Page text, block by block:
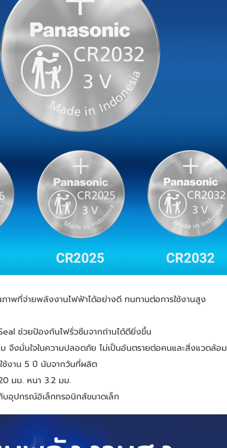
พที่จ่ายพลังงานไฟฟ้าได้อย่างดี ทนทานต่อการใช้งานสูง
ช่วยป้องกันไฟรั่วซึมจากถ่านได้ดียิ่งขึ้น
จึงมั่นใจในความปลอดภัย ไม่เป็นอันตรายต่อคนและสิ่งแวดล้อม
ช้งาน 5 ปี นับจากวันที่ผลิต
มม. หนา 3.2 มม.
บอุปกรณ์อิเล็กทรอนิกส์ขนาดเล็ก